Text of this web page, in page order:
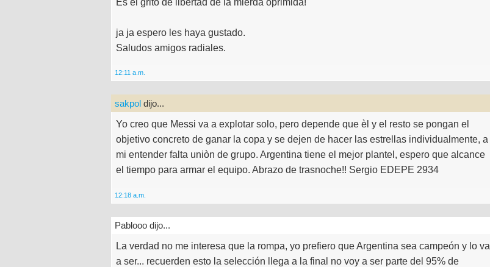
Es el grito de libertad de la mierda oprimida!
ja ja espero les haya gustado.
Saludos amigos radiales.
12:11 a.m.
sakpol dijo...
Yo creo que Messi va a explotar solo, pero depende que èl y el resto se pongan el
objetivo concreto de ganar la copa y se dejen de hacer las estrellas individualmente, a
mi entender falta uniòn de grupo. Argentina tiene el mejor plantel, espero que alcance
el tiempo para armar el equipo. Abrazo de trasnoche!! Sergio EDEPE 2934
12:18 a.m.
Pablooo dijo...
La verdad no me interesa que la rompa, yo prefiero que Argentina sea campeón y lo va
a ser... recuerden esto la selección llega a la final no voy a ser parte del 95% de